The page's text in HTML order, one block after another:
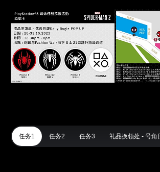
任务1 任务2 任务3 礼品换领处 - 号